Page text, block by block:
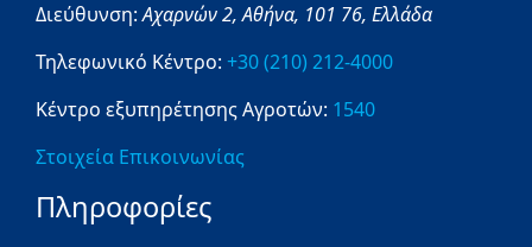
Διεύθυνση:Αχαρνών 2,Αθήνα, 101 76, Ελλάδα
Τηλεφωνικό Κέντρο: +30 (210) 212-4000
Κέντρο εξυπηρέτησης Αγροτών: 1540
Στοιχεία Επικοινωνίας
Πληροφορίες